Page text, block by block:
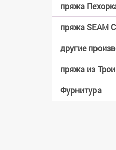
пряжа
пряжа SEAM
другие
пряжа из
Фурнитура